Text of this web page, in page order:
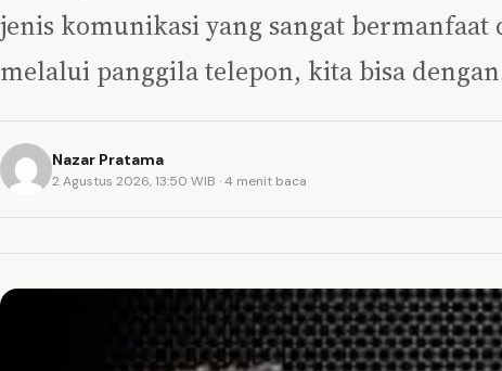
jenis komunikasi yang sangat
melalui panggila telepon, kita bisa
Nazar Pratama
2 Agustus 2026, 13:50 WIB · 4 menit baca